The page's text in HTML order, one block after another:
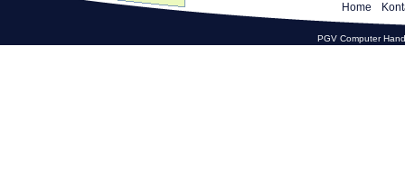
Home
PGV Computer